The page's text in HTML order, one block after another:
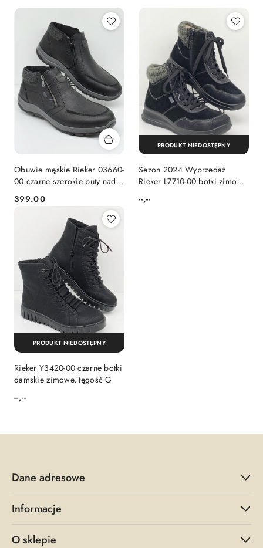
Obuwie męskie Rieker 03660-
00 czarne szerokie buty nad
kostkę, tęgość H, membrana
Cena:
399.00
Sezon 2024 Wyprzedaż
Rieker L7710-00 botki zimowe
G
Cena:
--,--
PRODUKT NIEDOSTĘPNY
Rieker Y3420-00 czarne botki
damskie zimowe, tęgość G
Cena:
--,--
PRODUKT NIEDOSTĘPNY
Dane adresowe
Informacje
O sklepie